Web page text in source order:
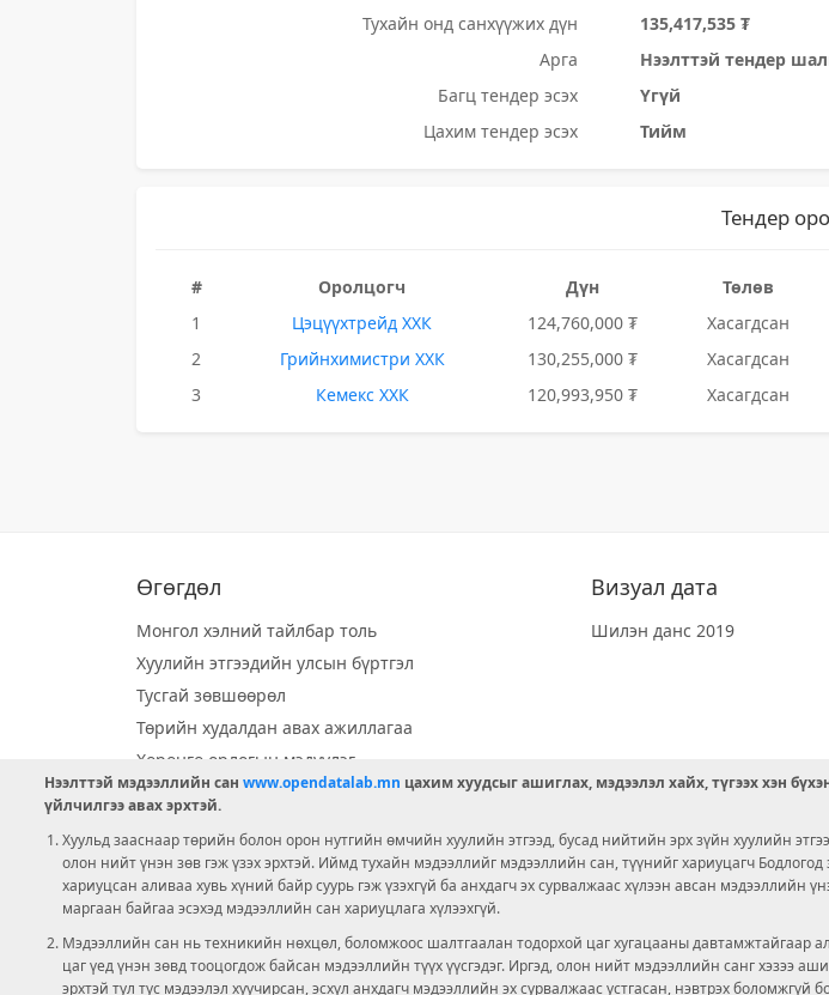
Тухайн онд санхүүжих дүн
135,417,535 ₮
Арга
Нээлттэй тендер
Багц тендер эсэх
Үгүй
Цахим тендер эсэх
Тийм
Тендер
# Оролцогч Дүн Төлөв
1
Цэцүүхтрейд ХХК 124,760,000 ₮
Хасагдсан
2
Грийнхимистри ХХК 130,255,000 ₮
Хасагдсан
3
Кемекс ХХК 120,993,950 ₮ Хасагдсан
Өгөгдөл
Монгол хэлний тайлбар толь
Хуулийн этгээдийн улсын бүртгэл
Тусгай зөвшөөрөл
Төрийн худалдан авах ажиллагаа
Хөрөнгө орлогын мэдүүлэг
Орон нутгийн хөгжлийн сан
Ээлжит сонгууль
Ашигт малтмал тусгай зөвшөөрөл
Визуал дата
Шилэн данс 2019
© 2026 OPENDATA
Нээлттэй мэдээллийн сан www.opendatalab.mn цахим хуудсыг ашиглах, мэдээлэл хайх, түгээх хэн
үйлчилгээ авах эрхтэй.
Хуульд зааснаар төрийн болон орон нутгийн өмчийн хуулийн этгээд, бусад нийтийн эрх зүйн хуулийн
олон нийт үнэн зөв гэж үзэх эрхтэй. Иймд тухайн мэдээллийг мэдээллийн сан, түүнийг хариуцагч
хариуцсан аливаа хувь хүний байр суурь гэж үзэхгүй ба анхдагч эх сурвалжаас хүлээн авсан мэдээллийн
маргаан байгаа эсэхэд мэдээллийн сан хариуцлага хүлээхгүй.
Мэдээллийн сан нь техникийн нөхцөл, боломжоос шалтгаалан тодорхой цаг хугацааны давтамжтайгаар
цаг үед үнэн зөвд тооцогдож байсан мэдээллийн түүх үүсгэдэг. Иргэд, олон нийт мэдээллийн санг хэзээ
эрхтэй тул тус мэдээлэл хуучирсан, эсхүл анхдагч мэдээллийн эх сурвалжаас устгасан, нэвтрэх боломжгүй